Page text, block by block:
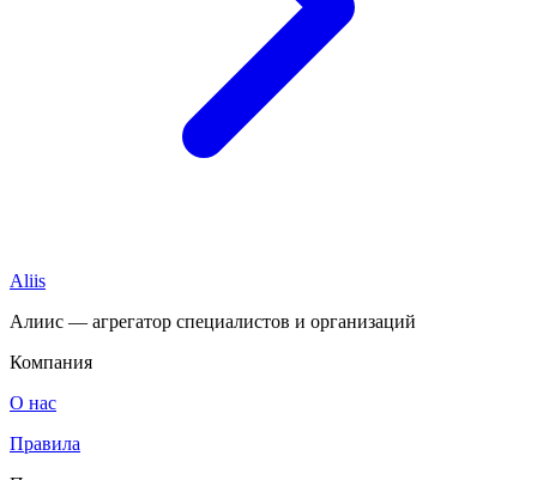
Aliis
Алиис — агрегатор специалистов и организаций
Компания
О нас
Правила